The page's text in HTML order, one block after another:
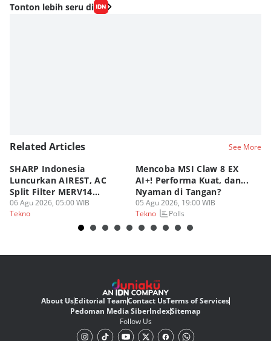
Tonton lebih seru di
Related Articles See More
SHARP Indonesia
Luncurkan AIREST, AC
Split Filter MERV14
Perdana!
06 Agu 2026, 05:00 WIB
Tekno
Mencoba MSI Claw 8 EX
AI+! Performa Kuat, dan...
Nyaman di Tangan?
05 Agu 2026, 19:00 WIB
Tekno
Polls
About UsEditorial TeamContact UsTerms of Services
Pedoman Media SiberIndexSitemap
Follow Us